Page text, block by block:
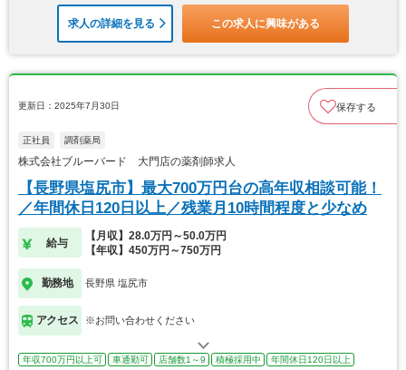
求人の詳細を見る この求人に興味がある
更新日：2025年7月30日 保存する
正社員 調剤薬局
株式会社ブルーバード 大門店の薬剤師求人
【長野県塩尻市】最大700万円台の高年収相談可能！
／年間休日120日以上／残業月10時間程度と少なめ
給与
【月収】28.0万円～50.0万円
【年収】450万円～750万円
勤務地 長野県 塩尻市
アクセス ※お問い合わせください
年収700万円以上可 車通勤可 店舗数1～9 積極採用中 年間休日120日以上